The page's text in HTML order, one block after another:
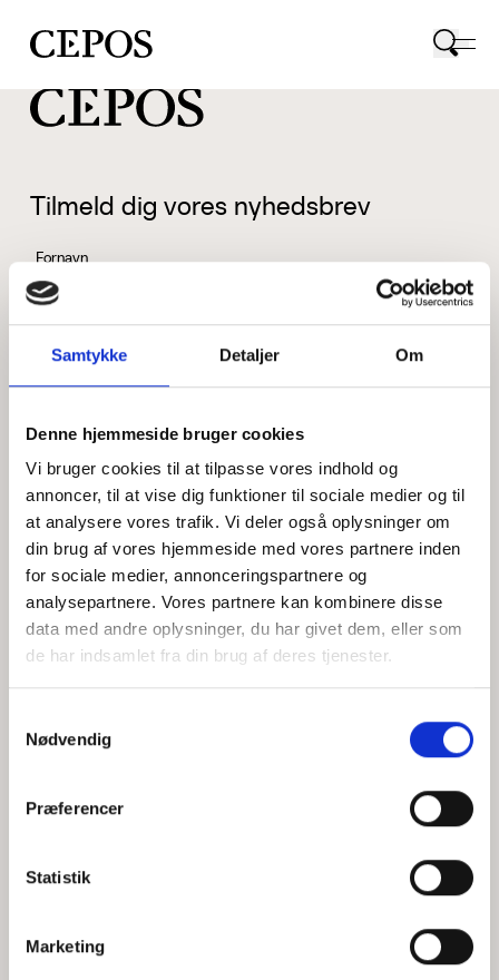
Samtykke Detaljer Om
Denne hjemmeside bruger cookies
Vi bruger cookies til at tilpasse vores indhold og
annoncer, til at vise dig funktioner til sociale medier og til
at analysere vores trafik. Vi deler også oplysninger om
din brug af vores hjemmeside med vores partnere inden
for sociale medier, annonceringspartnere og
analysepartnere. Vores partnere kan kombinere disse
data med andre oplysninger, du har givet dem, eller som
de har indsamlet fra din brug af deres tjenester.
Nødvendig
Præferencer
Statistik
Marketing
CEPOS logo
Tilmeld dig vores nyhedsbrev
Fornavn
Efternavn
Jeg accepterer behandlingen af mine personoplysninger i
henhold tilprivatlivspolitikken
Hvem er CEPOS